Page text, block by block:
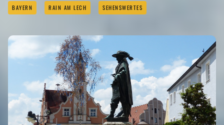
BAYERN RAIN AM LECH SEHENSWERTES